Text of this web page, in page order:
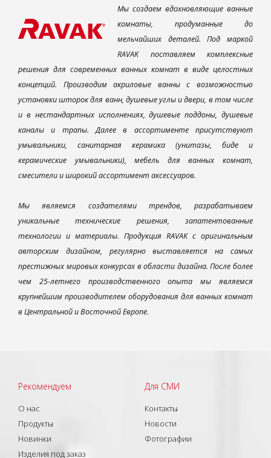
Мы создаем вдохновляющие ванные
комнаты, продуманные до
мельчайших деталей. Под маркой
RAVAK поставляем комплексные
решения для современных ванных комнат в виде целостных
концепций. Производим акриловые ванны с возможностью
установки шторок для ванн, душевые углы и двери, в том числе
и в нестандартных исполнениях, душевые поддоны, душевые
каналы и трапы. Далее в ассортименте присутствуют
умывальники, санитарная керамика (унитазы, биде и
керамические умывальники), мебель для ванных комнат,
смесители и широкий ассортимент аксессуаров.
Мы являемся создателями трендов, разрабатываем
уникальные технические решения, запатентованные
технологии и материалы. Продукция RAVAK с оригинальным
авторским дизайном, регулярно выставляется на самых
престижных мировых конкурсах в области дизайна. После более
чем 25-летнего производственного опыта мы являемся
крупнейшим производителем оборудования для ванных комнат
в Центральной и Восточной Европе.
Рекомендуем
О нас
Продукты
Новинки
Изделия под заказ
Для СМИ
Контакты
Новости
Фотографии